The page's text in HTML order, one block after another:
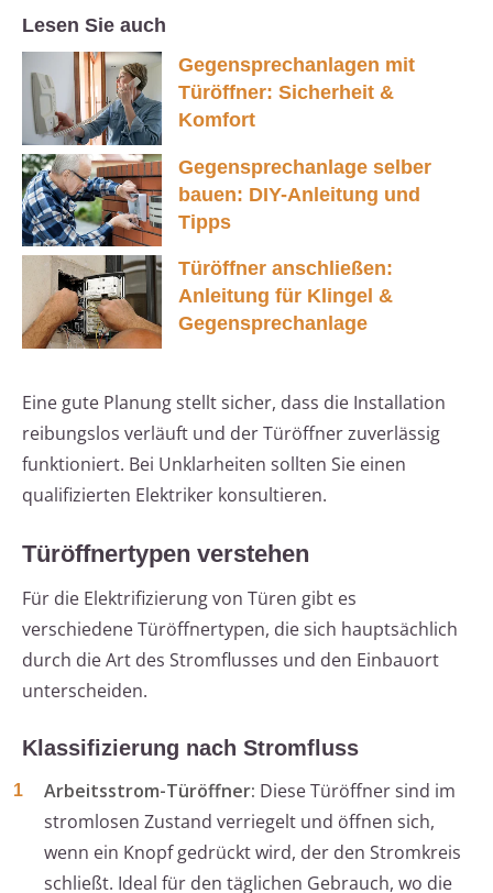
Lesen Sie auch
Gegensprechanlagen mit
Türöffner: Sicherheit &
Komfort
Gegensprechanlage selber
bauen: DIY-Anleitung und
Tipps
Türöffner anschließen:
Anleitung für Klingel &
Gegensprechanlage
Eine gute Planung stellt sicher, dass die Installation
reibungslos verläuft und der Türöffner zuverlässig
funktioniert. Bei Unklarheiten sollten Sie einen
qualifizierten Elektriker konsultieren.
Türöffnertypen verstehen
Für die Elektrifizierung von Türen gibt es
verschiedene Türöffnertypen, die sich hauptsächlich
durch die Art des Stromflusses und den Einbauort
unterscheiden.
Klassifizierung nach Stromfluss
Arbeitsstrom-Türöffner: Diese Türöffner sind im
stromlosen Zustand verriegelt und öffnen sich,
wenn ein Knopf gedrückt wird, der den Stromkreis
schließt. Ideal für den täglichen Gebrauch, wo die